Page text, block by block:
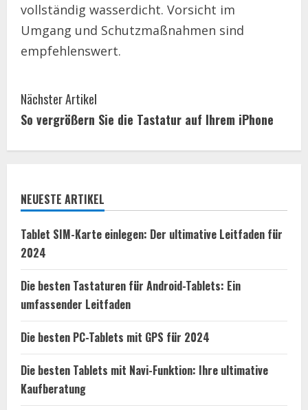
vollständig wasserdicht. Vorsicht im
Umgang und Schutzmaßnahmen sind
empfehlenswert.
C
o
n
i
n
u
e
R
e
a
Nächster Artikel
So vergrößern Sie die Tastatur auf Ihrem iPhone
NEUESTE ARTIKEL
Tablet SIM-Karte einlegen: Der ultimative Leitfaden für
2024
Die besten Tastaturen für Android-Tablets: Ein
umfassender Leitfaden
Die besten PC-Tablets mit GPS für 2024
Die besten Tablets mit Navi-Funktion: Ihre ultimative
Kaufberatung